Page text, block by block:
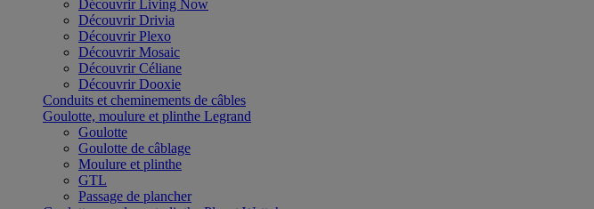
Découvrir Living Now
Découvrir Drivia
Découvrir Plexo
Découvrir Mosaic
Découvrir Céliane
Découvrir Dooxie
Conduits et cheminements de câbles
Goulotte, moulure et plinthe Legrand
Goulotte
Goulotte de câblage
Moulure et plinthe
GTL
Passage de plancher